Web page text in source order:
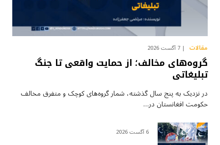
مقالات 7 آگست 2026
گروه‌های مخالف؛ از حمایت واقعی تا جنگ
تبلیغاتی
در نزدیک به پنج سال گذشته، شمار گروه‌های کوچک و متفرق مخالف
حکومت افغانستان در…
6 آگست 2026